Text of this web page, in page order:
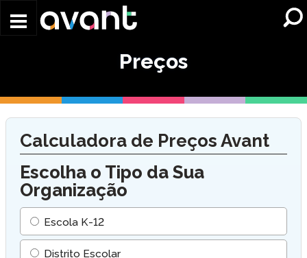
Preços
Calculadora de Preços Avant
Escolha o Tipo da Sua
Organização
Escola K-12
Distrito Escolar